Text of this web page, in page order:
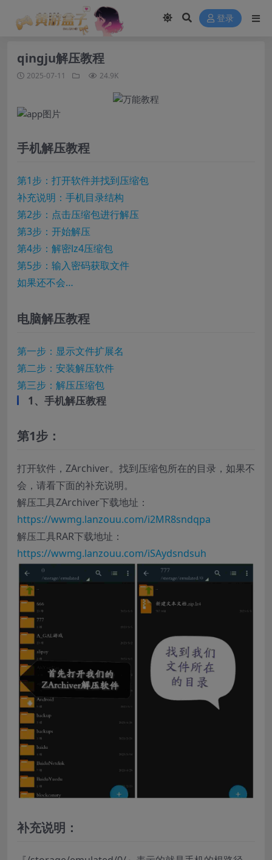
登录
qingju解压教程
2025-07-11 24.9K
手机解压教程
第1步：打开软件并找到压缩包
补充说明：手机目录结构
第2步：点击压缩包进行解压
第3步：开始解压
第4步：解密lz4压缩包
第5步：输入密码获取文件
如果还不会…
电脑解压教程
第一步：显示文件扩展名
第二步：安装解压软件
第三步：解压压缩包
1、手机解压教程
第1步：
打开软件，ZArchiver。找到压缩包所在的目录，如果不
会，请看下面的补充说明。
解压工具ZArchiver下载地址：
https://wwmg.lanzouu.com/i2MR8sndqpa
解压工具RAR下载地址：
https://wwmg.lanzouu.com/iSAydsndsuh
补充说明：